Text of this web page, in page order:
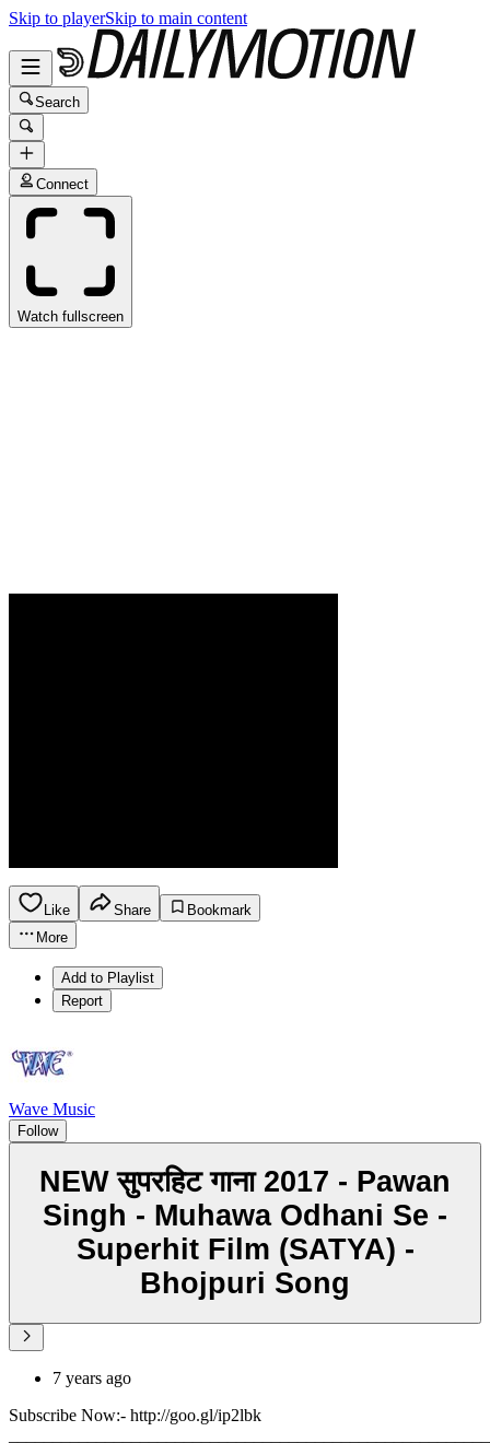
Skip to playerSkip to main content
Search
Connect
Watch fullscreen
Like Share
Bookmark
More
Add to Playlist
Report
Wave Music
Follow
NEW सुपरहिट गाना 2017 - Pawan
Singh - Muhawa Odhani Se -
Superhit Film (SATYA) -
Bhojpuri Song
7 years ago
Subscribe Now:- http://goo.gl/ip2lbk